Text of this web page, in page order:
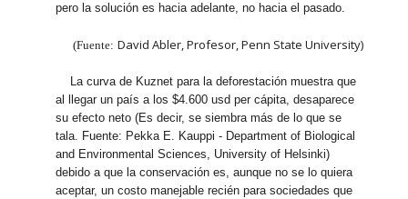
pero la solución es hacia adelante, no hacia el pasado.
(Fuente: David Abler, Profesor, Penn State University)
La curva de Kuznet para la deforestación muestra que
al llegar un país a los $4.600 usd per cápita, desaparece
su efecto neto (Es decir, se siembra más de lo que se
tala. Fuente: Pekka E. Kauppi - Department of Biological
and Environmental Sciences, University of Helsinki)
debido a que la conservación es, aunque no se lo quiera
aceptar, un costo manejable recién para sociedades que